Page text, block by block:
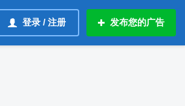
登录 / 注册 发布您的广告